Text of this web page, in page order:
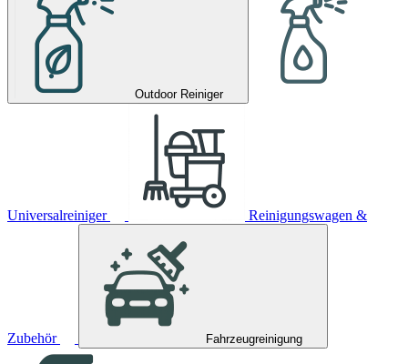
Outdoor Reiniger
Universalreiniger Reinigungswagen &
Zubehör Fahrzeugreinigung